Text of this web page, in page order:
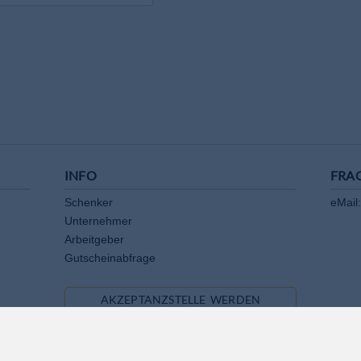
INFO
Schenker
Unternehmer
Arbeitgeber
Gutscheinabfrage
eMail:
AKZEPTANZSTELLE WERDEN